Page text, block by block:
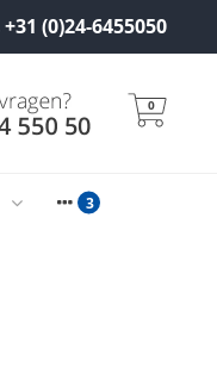
+31 (0)24-6455050
0